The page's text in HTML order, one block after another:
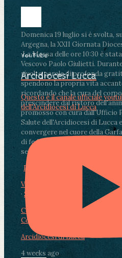
Domenica 19 luglio si è svolta,
Argegna, la XXII Giornata
.La Messa delle ore 10:30 è
Vescovo Paolo Giulietti.
rivolto parole di profonda
spendono la propria vita
ricordando che la cura del
prescindere dal ristoro
promosso con cura dall'Ufficio
Salute dell'Arcidiocesi di Lucca
convergere nel cuore della
di fedeli, operatori sanitari,
segnate dalla malattia.
Photo
View on Facebook
· Share
Condividi su Facebook
Condividi su LinkedIn
Arcidiocesi di Lucca
4 weeks ago
YouTube
Arcidiocesi Lucca
Questo è il canale ufficiale
dell'Arcidiocesi di Lucca